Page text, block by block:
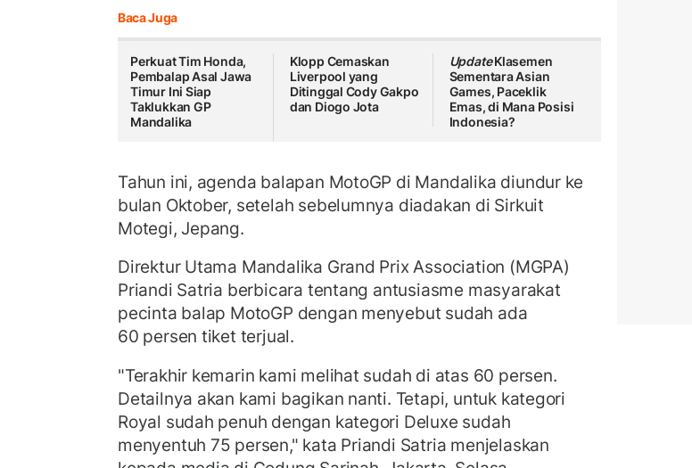
Baca Juga
Perkuat Tim Honda,
Pembalap Asal Jawa
Timur Ini Siap
Taklukkan GP
Mandalika
Klopp Cemaskan
Liverpool yang
Ditinggal Cody Gakpo
dan Diogo Jota
UpdateKlasemen
Sementara Asian
Games, Paceklik
Emas, di Mana Posisi
Indonesia?
Tahun ini, agenda balapan MotoGP di Mandalika diundur ke
bulan Oktober, setelah sebelumnya diadakan di Sirkuit
Motegi, Jepang.
Direktur Utama Mandalika Grand Prix Association (MGPA)
Priandi Satria berbicara tentang antusiasme masyarakat
pecinta balap MotoGP dengan menyebut sudah ada
60 persen tiket terjual.
"Terakhir kemarin kami melihat sudah di atas 60 persen.
Detailnya akan kami bagikan nanti. Tetapi, untuk kategori
Royal sudah penuh dengan kategori Deluxe sudah
menyentuh 75 persen," kata Priandi Satria menjelaskan